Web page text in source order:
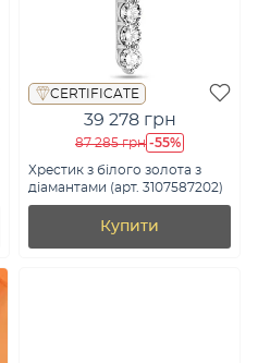
CERTIFICATE
39 278 грн
87 285 грн -55%
Хрестик з білого золота з
діамантами (арт. 3107587202)
Купити